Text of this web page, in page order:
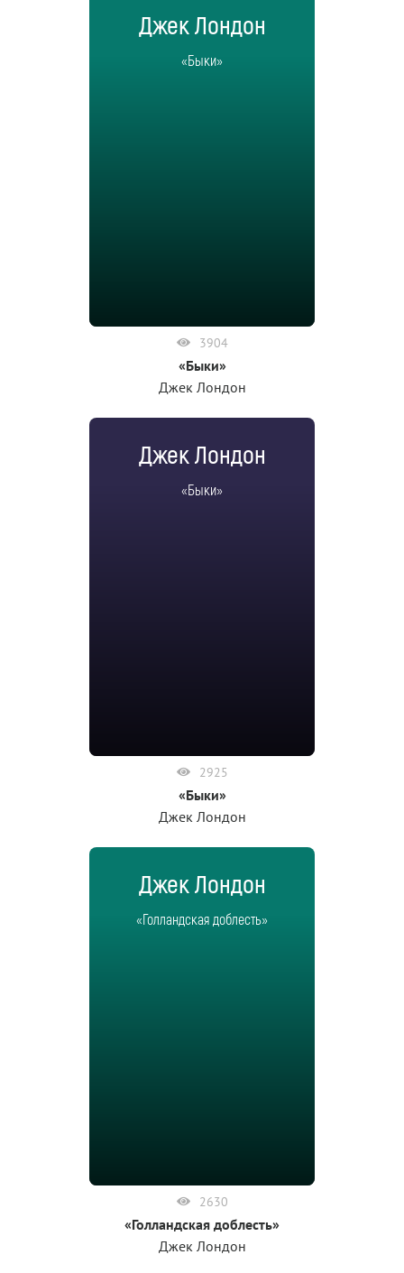
Джек Лондон
«Быки»
3904
«Быки»
Джек Лондон
Джек Лондон
«Быки»
2925
«Быки»
Джек Лондон
Джек Лондон
«Голландская доблесть»
2630
«Голландская доблесть»
Джек Лондон